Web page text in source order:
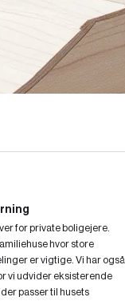
for private boligejere.
hvor store
er vigtige. Vi har også
vi udvider eksisterende
passer til husets